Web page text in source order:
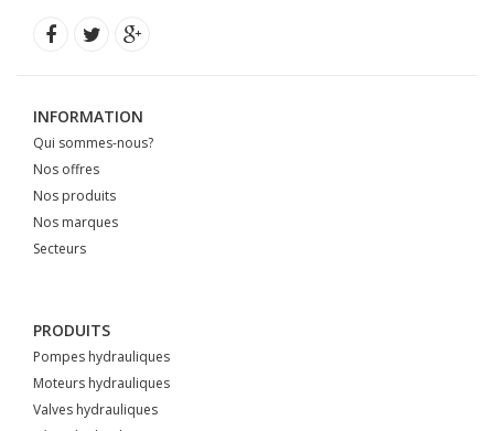
INFORMATION
Qui sommes-nous?
Nos offres
Nos produits
Nos marques
Secteurs
PRODUITS
Pompes hydrauliques
Moteurs hydrauliques
Valves hydrauliques